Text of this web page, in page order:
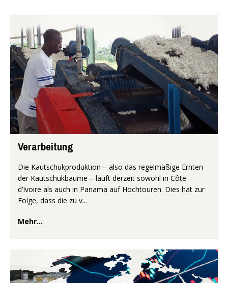
Verarbeitung
Die Kautschukproduktion – also das regelmäßige Ernten
der Kautschukbäume – läuft derzeit sowohl in Côte
d’Ivoire als auch in Panama auf Hochtouren. Dies hat zur
Folge, dass die zu v...
Mehr...